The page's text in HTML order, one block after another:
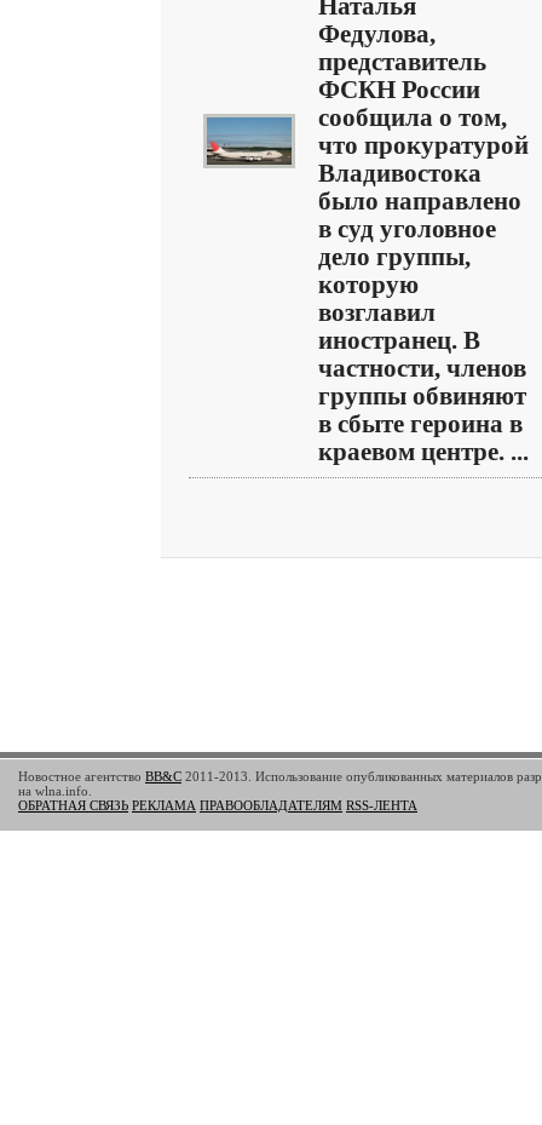
Наталья
Федулова,
представитель
ФСКН России
сообщила о том,
что прокуратурой
Владивостока
было направлено
в суд уголовное
дело группы,
которую
возглавил
иностранец. В
частности, членов
группы обвиняют
в сбыте героина в
краевом центре. ...
Новостное агентство BB&C 2011-2013. Использование опубликованных материалов
на wlna.info.
ОБРАТНАЯ СВЯЗЬ РЕКЛАМА ПРАВООБЛАДАТЕЛЯМ RSS-ЛЕНТА